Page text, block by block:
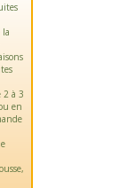
la
2 à 3
en